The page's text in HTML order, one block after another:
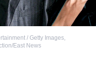
/ Getty Images
East News